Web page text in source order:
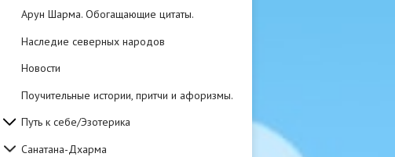
Арун Шарма. Обогащающие цитаты.
Наследие северных народов
Новости
Поучительные истории, притчи и афоризмы.
Путь к себе/Эзотерика
Санатана-Дхарма